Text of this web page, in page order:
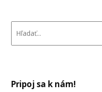
Pripoj sa k nám!